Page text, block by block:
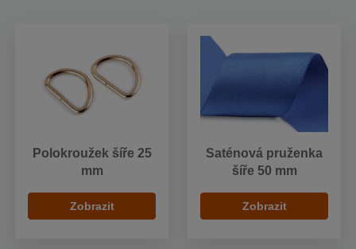
Polokroužek šíře 25
mm
Zobrazit
Saténová pruženka
šíře 50 mm
Zobrazit